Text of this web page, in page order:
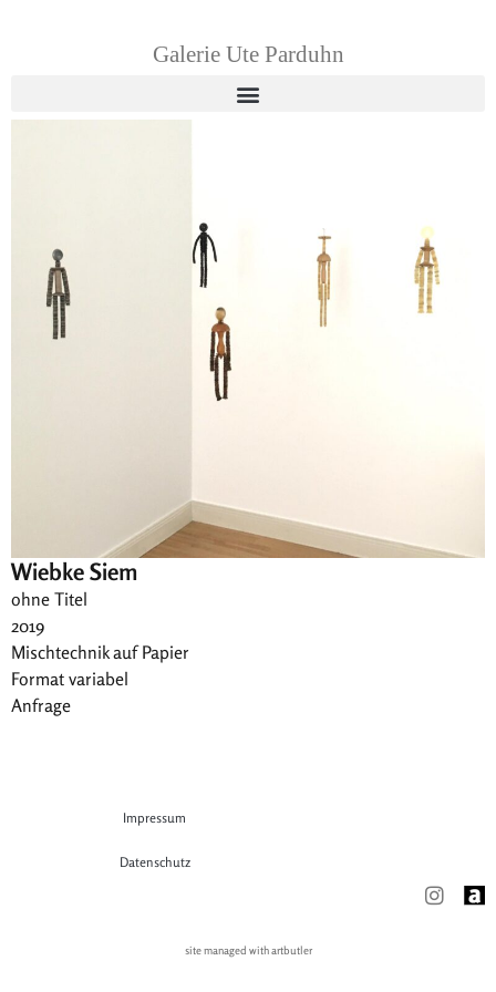
Galerie Ute Parduhn
Wiebke Siem
ohne Titel
2019
Mischtechnik auf Papier
Format variabel
Anfrage
Impressum
Datenschutz
site managed with artbutler